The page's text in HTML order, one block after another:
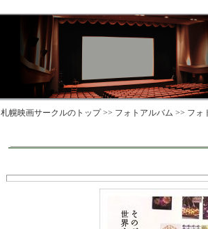
札幌映画サークルのトップ >> フォトアルバム >> フォ